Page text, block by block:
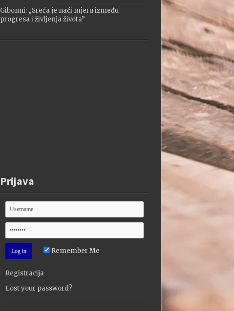
Gibonni: „Sreća je naći mjeru između
progresa i življenja života”
Prijava
Remember Me
Registracija
Lost your password?